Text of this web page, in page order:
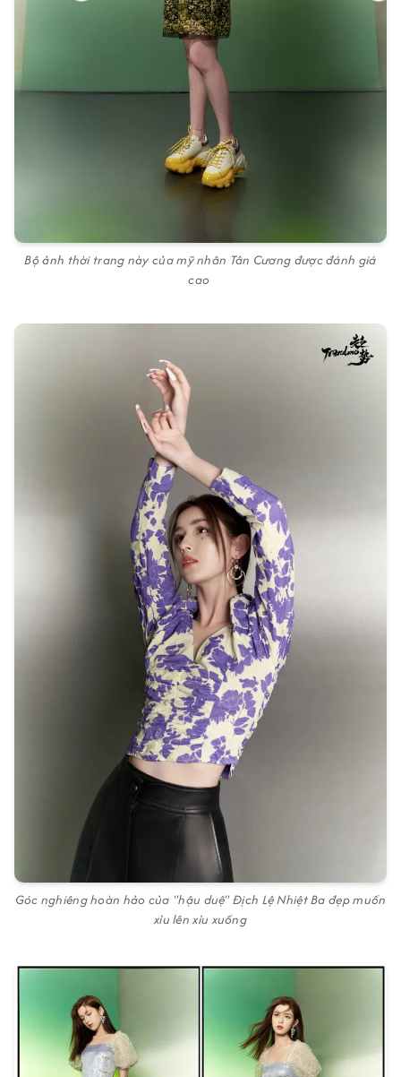
Bộ ảnh thời trang này của mỹ nhân Tân Cương được đánh giá
cao
Góc nghiêng hoàn hảo của "hậu duệ" Địch Lệ Nhiệt Ba đẹp muốn
xỉu lên xỉu xuống